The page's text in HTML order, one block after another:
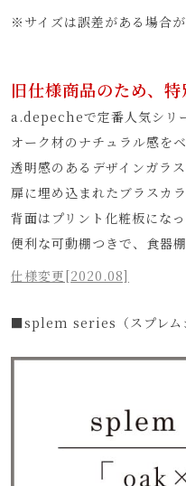
※サイズは誤差がある場合が
旧仕様商品のため、特
a.depecheで定番人気シリ
オーク材のナチュラル感を
透明感のあるデザインガラ
扉に埋め込まれたブラスカ
背面はプリント化粧板にな
便利な可動棚つきで、食器
仕様変更[2020.08]
■splem series（スプレム